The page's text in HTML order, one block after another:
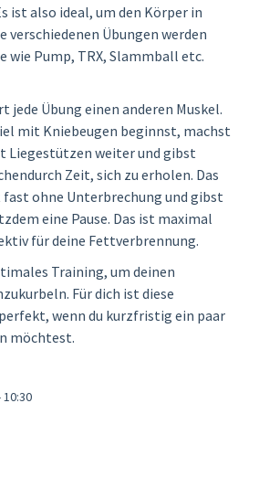
ist also ideal, um den Körper in
verschiedenen Übungen werden
wie Pump, TRX, Slammball etc.
jede Übung einen anderen Muskel.
mit Kniebeugen beginnst, machst
Liegestützen weiter und gibst
Zeit, sich zu erholen. Das
ohne Unterbrechung und gibst
eine Pause. Das ist maximal
für deine Fettverbrennung.
Training, um deinen
Für dich ist diese
wenn du kurzfristig ein paar
möchtest.